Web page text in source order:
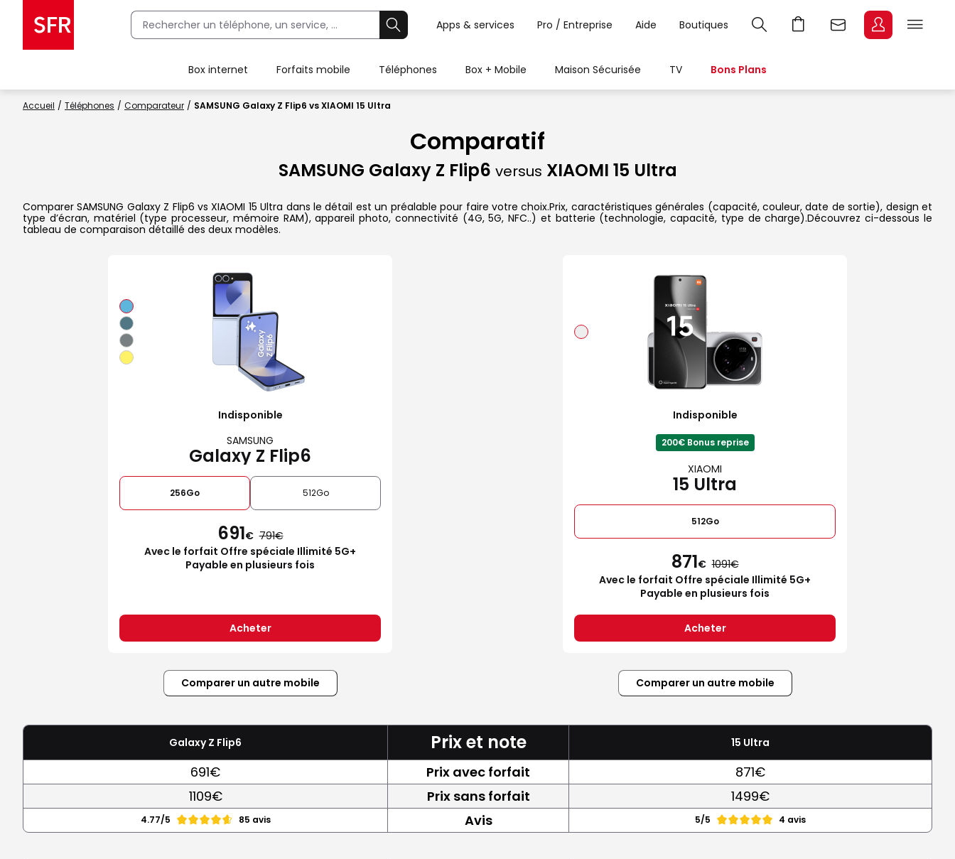
Apps & services Pro / Entreprise Aide Boutiques
Box internet Forfaits mobile Téléphones Box + Mobile Maison Sécurisée TV Bons Plans
Accueil Téléphones Comparateur SAMSUNG Galaxy Z Flip6 vs XIAOMI 15 Ultra
Comparatif
SAMSUNG Galaxy Z Flip6 versus XIAOMI 15 Ultra
Comparer SAMSUNG Galaxy Z Flip6 vs XIAOMI 15 Ultra dans le détail est un préalable pour faire votre choix.Prix, caractéristiques générales (capacité, couleur, date de sortie), design et
type d’écran, matériel (type processeur, mémoire RAM), appareil photo, connectivité (4G, 5G, NFC..) et batterie (technologie, capacité, type de charge).Découvrez ci-dessous le
tableau de comparaison détaillé des deux modèles.
Indisponible
SAMSUNG
Galaxy Z Flip6
256Go 512Go
691€ 791
Avec le forfait Offre spéciale Illimité 5G+
Payable en plusieurs fois
Acheter
Indisponible
200€ Bonus reprise
XIAOMI
15 Ultra
512Go
871€ 1091
Avec le forfait Offre spéciale Illimité 5G+
Payable en plusieurs fois
Acheter
Comparer un autre mobile Comparer un autre mobile
Galaxy Z Flip6 Prix et note 15 Ultra
691€ Prix avec forfait
871€
1109€
Prix sans forfait 1499€
4.77/5 85 avis Avis 5/5 4 avis